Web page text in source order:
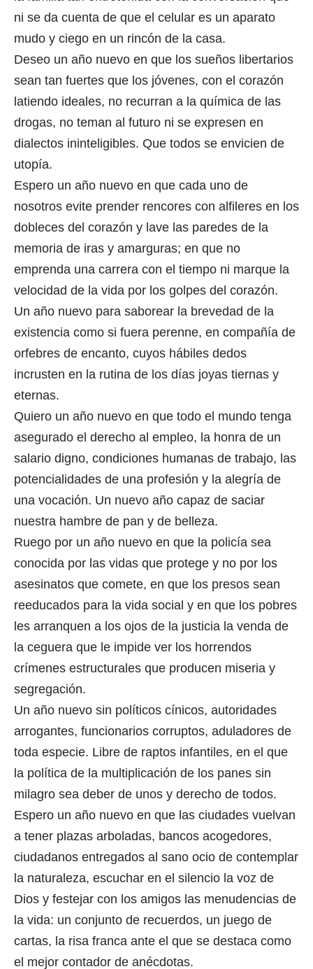
ni se da cuenta de que el celular es un aparato
mudo y ciego en un rincón de la casa.
Deseo un año nuevo en que los sueños libertarios
sean tan fuertes que los jóvenes, con el corazón
latiendo ideales, no recurran a la química de las
drogas, no teman al futuro ni se expresen en
dialectos ininteligibles. Que todos se envicien de
utopía.
Espero un año nuevo en que cada uno de
nosotros evite prender rencores con alfileres en los
dobleces del corazón y lave las paredes de la
memoria de iras y amarguras; en que no
emprenda una carrera con el tiempo ni marque la
velocidad de la vida por los golpes del corazón.
Un año nuevo para saborear la brevedad de la
existencia como si fuera perenne, en compañía de
orfebres de encanto, cuyos hábiles dedos
incrusten en la rutina de los días joyas tiernas y
eternas.
Quiero un año nuevo en que todo el mundo tenga
asegurado el derecho al empleo, la honra de un
salario digno, condiciones humanas de trabajo, las
potencialidades de una profesión y la alegría de
una vocación. Un nuevo año capaz de saciar
nuestra hambre de pan y de belleza.
Ruego por un año nuevo en que la policía sea
conocida por las vidas que protege y no por los
asesinatos que comete, en que los presos sean
reeducados para la vida social y en que los pobres
les arranquen a los ojos de la justicia la venda de
la ceguera que le impide ver los horrendos
crímenes estructurales que producen miseria y
segregación.
Un año nuevo sin políticos cínicos, autoridades
arrogantes, funcionarios corruptos, aduladores de
toda especie. Libre de raptos infantiles, en el que
la política de la multiplicación de los panes sin
milagro sea deber de unos y derecho de todos.
Espero un año nuevo en que las ciudades vuelvan
a tener plazas arboladas, bancos acogedores,
ciudadanos entregados al sano ocio de contemplar
la naturaleza, escuchar en el silencio la voz de
Dios y festejar con los amigos las menudencias de
la vida: un conjunto de recuerdos, un juego de
cartas, la risa franca ante el que se destaca como
el mejor contador de anécdotas.